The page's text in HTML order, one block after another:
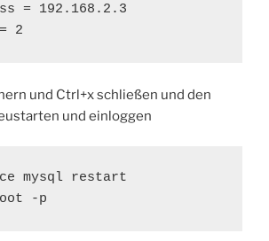
= 192.168.2.3
2
und Ctrl+x schließen und den
und einloggen
mysql restart
-p